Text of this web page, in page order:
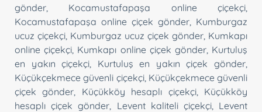
gönder
Kocamustafapaşa online çiçekçi
Kocamustafapaşa online çiçek gönder Kumburgaz
ucuz çiçekçi Kumburgaz ucuz çiçek gönder Kumkapı
online çiçekçi Kumkapı online çiçek gönder, Kurtuluş
en yakın çiçekçi
Kurtuluş en yakın çiçek gönder
Küçükçekmece güvenli çiçekçi, Küçükçekmece güvenli
çiçek gönder
Küçükköy hesaplı çiçekçi, Küçükköy
hesaplı çiçek gönder
Levent kaliteli çiçekçi, Levent